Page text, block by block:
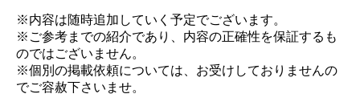
※内容は随時追加していく予定でございます。
※ご参考までの紹介であり、内容の正確性を保証するも
のではございません。
※個別の掲載依頼については、お受けしておりませんの
でご容赦下さいませ。